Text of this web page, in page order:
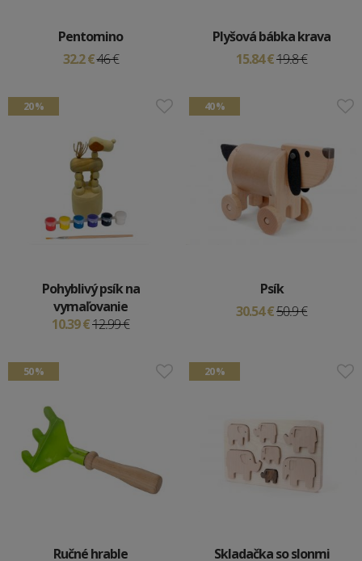
Pentomino
32.2 €46 €
Plyšová bábka krava
15.84 €19.8 €
20 %
Pohyblivý psík na
vymaľovanie
10.39 €12.99 €
40 %
Psík
30.54 €50.9 €
50 %
Ručné hrable
20 %
Skladačka so slonmi